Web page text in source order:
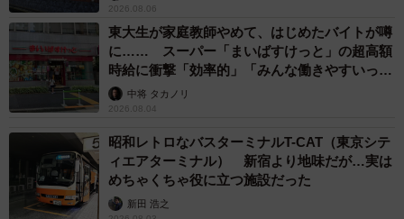
ポイ捨て過料が導入された以降のゴミ拾い活動（スミレンジャーZさん提
供）
「拾っても拾っても元に戻る」
活動当初は、手応えもありました。SNSで反響があり、と
もに活動する仲間も増えました。しかし年月が経つにつ
れ、ある現実に直面します。
「拾っても拾っても、また捨てられる」
2026.08.06
東大生が家庭教師やめて、はじめたバイトが噂
に…… スーパー「まいばすけっと」の超高額
時給に衝撃「効率的」「みんな働きやすいって
言ってる」
中将 タカノリ
2026.08.04
昭和レトロなバスターミナルT-CAT（東京シテ
ィエアターミナル） 新宿より地味だが…実は
めちゃくちゃ役に立つ施設だった
新田 浩之